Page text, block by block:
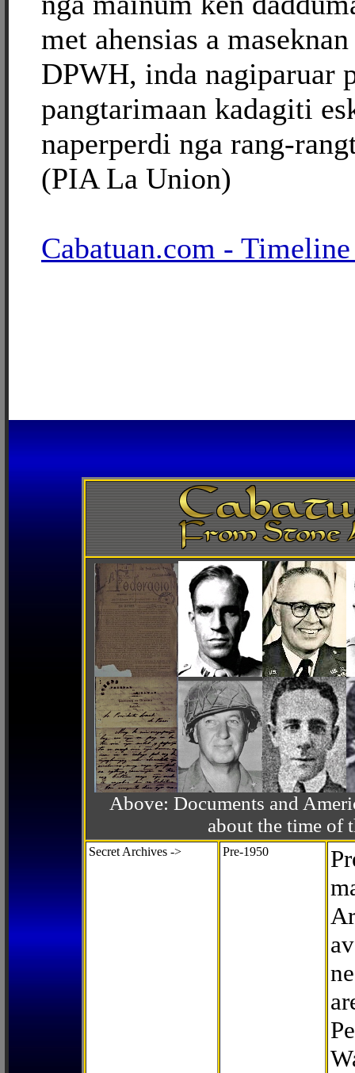
met ahensias a
DPWH, inda nagiparuar
pangtarimaan kadagiti
naperperdi nga rang-
(PIA La Union)
Cabatuan.com -
Above: Documents and
about the time of
Secret Archives -> Pre-1950